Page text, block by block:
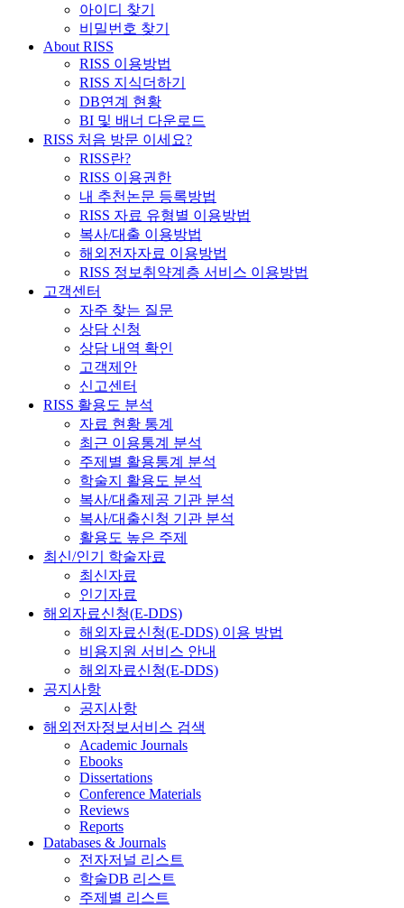
아이디 찾기
비밀번호 찾기
About RISS
RISS 이용방법
RISS 지식더하기
DB연계 현황
BI 및 배너 다운로드
RISS 처음 방문 이세요?
RISS란?
RISS 이용권한
내 추천논문 등록방법
RISS 자료 유형별 이용방법
복사/대출 이용방법
해외전자자료 이용방법
RISS 정보취약계층 서비스 이용방법
고객센터
자주 찾는 질문
상담 신청
상담 내역 확인
고객제안
신고센터
RISS 활용도 분석
자료 현황 통계
최근 이용통계 분석
주제별 활용통계 분석
학술지 활용도 분석
복사/대출제공 기관 분석
복사/대출신청 기관 분석
활용도 높은 주제
최신/인기 학술자료
최신자료
인기자료
해외자료신청(E-DDS)
해외자료신청(E-DDS) 이용 방법
비용지원 서비스 안내
해외자료신청(E-DDS)
공지사항
공지사항
해외전자정보서비스 검색
Academic Journals
Ebooks
Dissertations
Conference Materials
Reviews
Reports
Databases & Journals
전자저널 리스트
학술DB 리스트
주제별 리스트